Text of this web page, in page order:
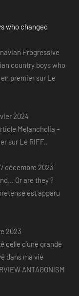
who changed
Progressive
country boys who
premier sur Le
2024
Melancholia –
sur Le RIFF..
7 décembre 2023
Or are they ?
est apparu
2023
celle d’une grande
dans ma vie
ANTAGONISM